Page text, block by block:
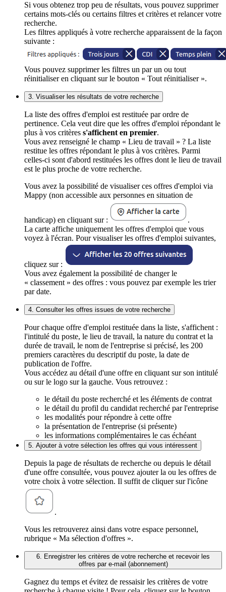
Si vous obtenez trop peu de résultats, vous pouvez supprimer
certains mots-clés ou certains filtres et critères et relancer votre
recherche.
Les filtres appliqués à votre recherche apparaissent de la façon
suivante :
Vous pouvez supprimer les filtres un par un ou tout
réinitialiser en cliquant sur le bouton « Tout réinitialiser ».
3. Visualiser les résultats de votre recherche
La liste des offres d'emploi est restituée par ordre de
pertinence. Cela veut dire que les offres d'emploi répondant le
plus à vos critères s'affichent en premier.
Vous avez renseigné le champ « Lieu de travail » ? La liste
restitue les offres répondant le plus à vos critères. Parmi
celles-ci sont d'abord restituées les offres dont le lieu de travail
est le plus proche de votre recherche.
Vous avez la possibilité de visualiser ces offres d'emploi via
Mappy (non accessible aux personnes en situation de
handicap) en cliquant sur :
.
La carte affiche uniquement les offres d'emploi que vous
voyez à l'écran. Pour visualiser les offres d'emploi suivantes,
cliquez sur :
Vous avez également la possibilité de changer le
« classement » des offres : vous pouvez par exemple les trier
par date.
4. Consulter les offres issues de votre recherche
Pour chaque offre d'emploi restituée dans la liste, s'affichent :
l'intitulé du poste, le lieu de travail, la nature du contrat et la
durée de travail, le nom de l'entreprise si précisé, les 200
premiers caractères du descriptif du poste, la date de
publication de l'offre.
Vous accédez au détail d'une offre en cliquant sur son intitulé
ou sur le logo sur la gauche. Vous retrouvez :
le détail du poste recherché et les éléments de contrat
le détail du profil du candidat recherché par l'entreprise
les modalités pour répondre à cette offre
la présentation de l'entreprise (si présente)
les informations complémentaires le cas échéant
5. Ajouter à votre sélection les offres qui vous intéressent
Depuis la page de résultats de recherche ou depuis le détail
d'une offre consultée, vous pouvez ajouter la ou les offres de
votre choix à votre sélection. Il suffit de cliquer sur l'icône
.
Vous les retrouverez ainsi dans votre espace personnel,
rubrique « Ma sélection d'offres ».
6. Enregistrer les critères de votre recherche et recevoir les
offres par e-mail (abonnement)
Gagnez du temps et évitez de ressaisir les critères de votre